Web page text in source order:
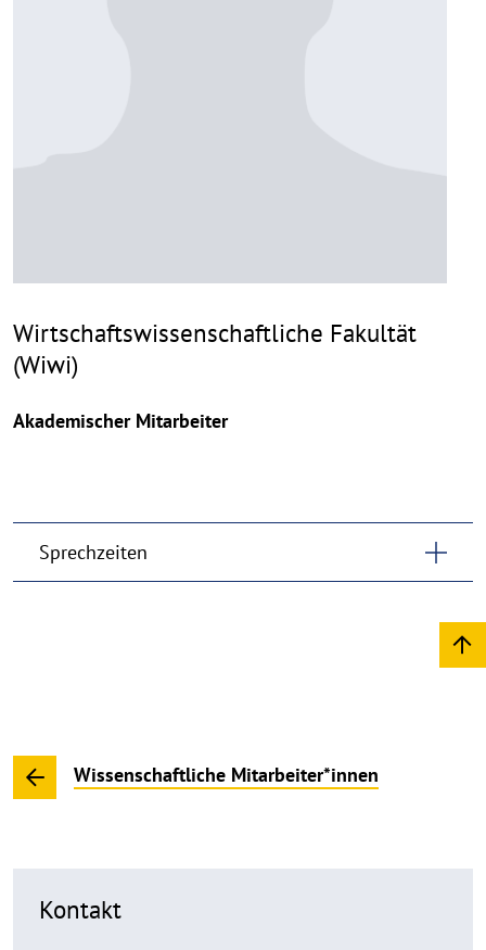
Wirtschaftswissenschaftliche Fakultät
(Wiwi)
Akademischer Mitarbeiter
Sprechzeiten
Wissenschaftliche Mitarbeiter*innen
Kontakt